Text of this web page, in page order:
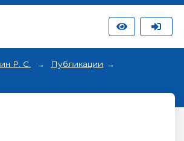
Р. С.
Публикации